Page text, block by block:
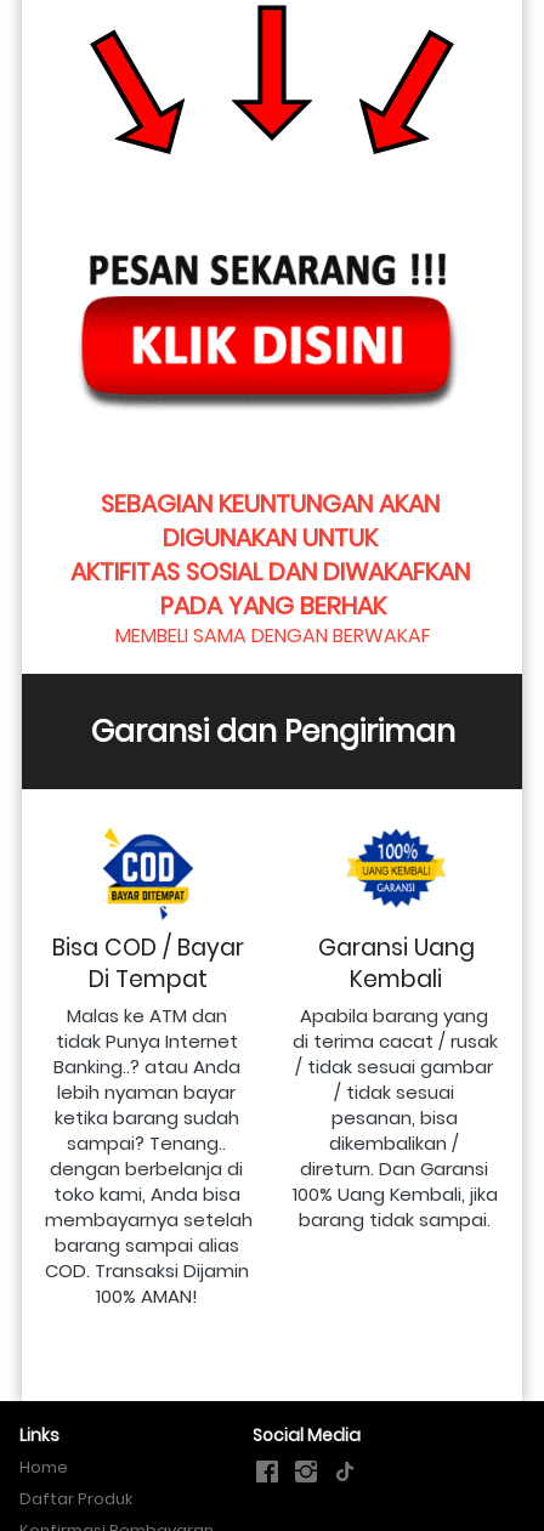
SEBAGIAN KEUNTUNGAN AKAN
DIGUNAKAN UNTUK
AKTIFITAS SOSIAL DAN DIWAKAFKAN
PADA YANG BERHAK
MEMBELI SAMA DENGAN BERWAKAF
Garansi dan Pengiriman
Bisa COD / Bayar
Di Tempat
Malas ke ATM dan
tidak Punya Internet
Banking..? atau Anda
lebih nyaman bayar
ketika barang sudah
sampai? Tenang..
dengan berbelanja di
toko kami, Anda bisa
membayarnya setelah
barang sampai alias
COD. Transaksi Dijamin
100% AMAN!
Garansi Uang
Kembali
Apabila barang yang
di terima cacat / rusak
/ tidak sesuai gambar
/ tidak sesuai
pesanan, bisa
dikembalikan /
direturn. Dan Garansi
100% Uang Kembali, jika
barang tidak sampai.
Links
Home
Daftar Produk
Social Media